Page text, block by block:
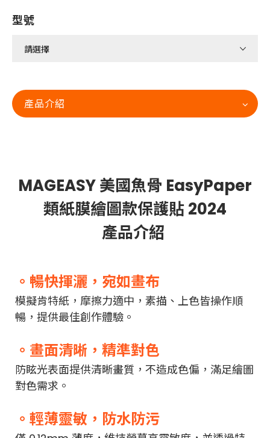
型號
產品介紹
MAGEASY 美國魚骨 EasyPaper
類紙膜繪圖款保護貼 2024
產品介紹
。暢快揮灑，宛如畫布
模擬肯特紙，摩擦力適中，素描、上色皆操作順
暢，提供最佳創作體驗。
。畫面清晰，精準對色
防眩光表面提供清晰畫質，不造成色偏，滿足繪圖
對色需求。
。輕薄靈敏，防水防污